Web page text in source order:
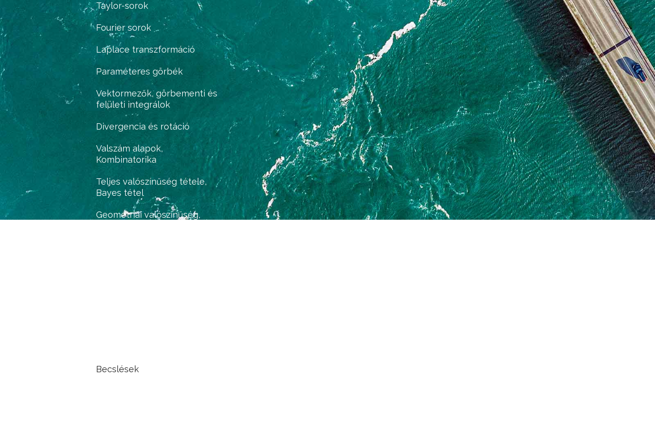
Taylor-sorok
Fourier sorok
Laplace transzformáció
Paraméteres görbék
Vektormezők, görbementi és
felületi integrálok
Divergencia és rotáció
Valszám alapok,
Kombinatorika
Teljes valószínűség tétele,
Bayes tétel
Geometriai valószínűség,
Becslések